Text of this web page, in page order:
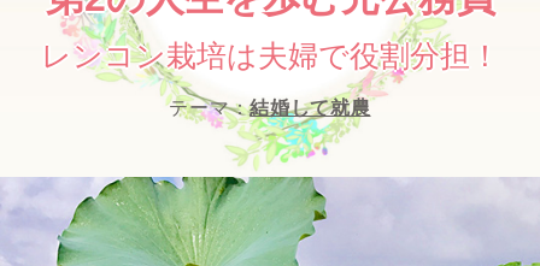
レンコン栽培は夫婦で役割分担！
テーマ：結婚して就農